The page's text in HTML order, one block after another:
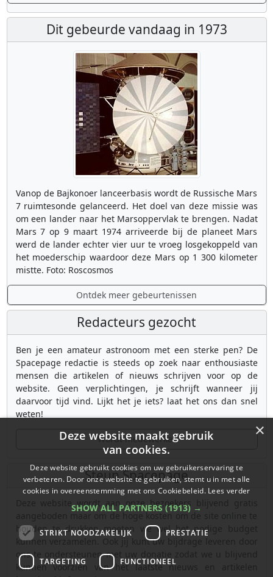
Dit gebeurde vandaag in 1973
Vanop de Bajkonoer lanceerbasis wordt de Russische Mars
7 ruimtesonde gelanceerd. Het doel van deze missie was
om een lander naar het Marsoppervlak te brengen. Nadat
Mars 7 op 9 maart 1974 arriveerde bij de planeet Mars
werd de lander echter vier uur te vroeg losgekoppeld van
het moederschip waardoor deze Mars op 1 300 kilometer
mistte. Foto: Roscosmos
Ontdek meer gebeurtenissen
Redacteurs gezocht
Ben je een amateur astronoom met een sterke pen? De
Spacepage redactie is steeds op zoek naar enthousiaste
mensen die artikelen of nieuws schrijven voor op de
website. Geen verplichtingen, je schrijft wanneer jij
daarvoor tijd vind. Lijkt het je iets? laat het ons dan snel
weten!
Wordt medewerker
Steun Spacepage
Deze website wordt aan onze bezoekers blijvend gratis
aangeboden maar om de hoge kosten om de site online te
houden te drukken moeten we wel het nodige budget
kunnen verzamelen. Ook jij kunt uw bijdrage leveren door
ons te ondersteunen met uw donatie zodat we u blijvend
kunnen voorzien van het laatste nieuws en artikelen
×
Deze website maakt gebruik
van cookies.
Deze website gebruikt cookies om uw gebruikerservaring te
verbeteren. Door onze website te gebruiken, stemt u in met alle
cookies in overeenstemming met ons Cookiebeleid. Lees verder
SHOW ALL PARTNERS (1913) →
STRIKT NOODZAKELIJK PRESTATIE
TARGETING FUNCTIONEEL